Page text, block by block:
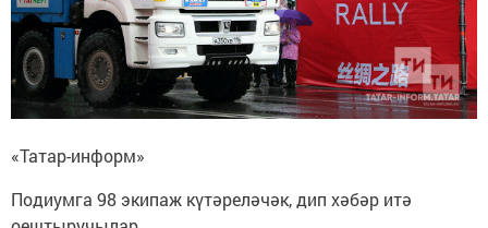
«Татар-информ»
Подиумга 98 экипаж күтәреләчәк, дип хәбәр итә